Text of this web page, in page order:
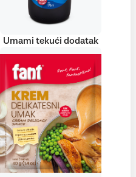
Umami tekući dodatak